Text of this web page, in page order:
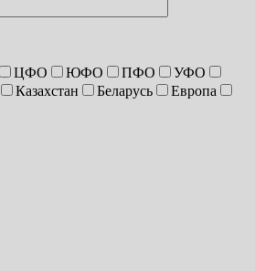
ЦФО ЮФО ПФО
УФО
Казахстан Беларусь
Европа